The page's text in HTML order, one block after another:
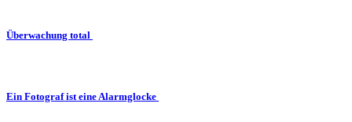
Überwachung total
Ein Fotograf ist eine Alarmglocke